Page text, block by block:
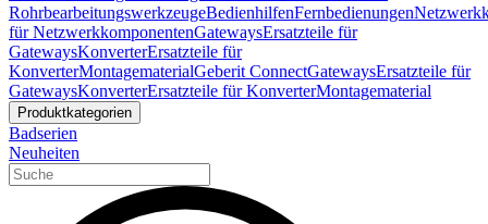
RohrbearbeitungswerkzeugeBedienhilfenFernbedienungen
für NetzwerkkomponentenGatewaysErsatzteile für
GatewaysKonverterErsatzteile für
KonverterMontagematerialGeberit ConnectGatewaysErsatzteile für
GatewaysKonverterErsatzteile für KonverterMontagematerial
Produktkategorien
Badserien
Neuheiten